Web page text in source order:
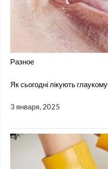
Разное
Як сьогодні лікують глаукому
3 января, 2025